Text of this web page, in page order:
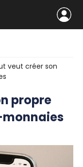
veut créer son
propre